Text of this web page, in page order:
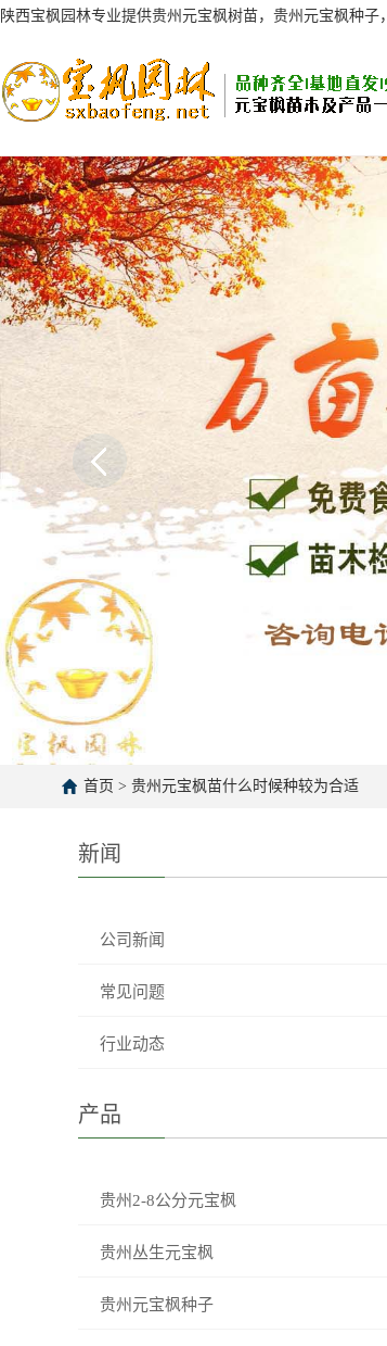
陕西宝枫园林专业提供贵州元宝枫树苗，贵州元宝枫种
首页 > 贵州元宝枫苗什么时候种较为合适
新闻
公司新闻
常见问题
行业动态
产品
贵州2-8公分元宝枫
贵州丛生元宝枫
贵州元宝枫种子
AI客服